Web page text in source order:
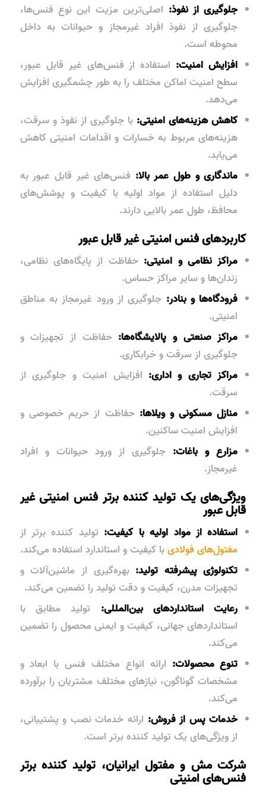
جلوگیری از نفوذ: اصلی‌ترین مزیت این نوع فنس‌ها،
جلوگیری از نفوذ افراد غیرمجاز و حیوانات به داخل
محوطه است.
افزایش امنیت: استفاده از فنس‌های غیر قابل عبور،
سطح امنیت اماکن مختلف را به طور چشمگیری افزایش
می‌دهد.
کاهش هزینه‌های امنیتی: با جلوگیری از نفوذ و سرقت،
هزینه‌های مربوط به خسارات و اقدامات امنیتی کاهش
می‌یابد.
ماندگاری و طول عمر بالا: فنس‌های غیر قابل عبور به
دلیل استفاده از مواد اولیه با کیفیت و پوشش‌های
محافظ، طول عمر بالایی دارند.
کاربردهای فنس امنیتی غیر قابل عبور
مراکز نظامی و امنیتی: حفاظت از پایگاه‌های نظامی،
زندان‌ها و سایر مراکز حساس.
فرودگاه‌ها و بنادر: جلوگیری از ورود غیرمجاز به مناطق
امنیتی.
مراکز صنعتی و پالایشگاه‌ها: حفاظت از تجهیزات و
جلوگیری از سرقت و خرابکاری.
مراکز تجاری و اداری: افزایش امنیت و جلوگیری از
سرقت.
منازل مسکونی و ویلاها: حفاظت از حریم خصوصی و
افزایش امنیت ساکنین.
مزارع و باغات: جلوگیری از ورود حیوانات و افراد
غیرمجاز.
ویژگی‌های یک تولید کننده برتر فنس امنیتی غیر
قابل عبور
استفاده از مواد اولیه با کیفیت: تولید کننده برتر از
مفتول‌های فولادیبا کیفیت و استاندارد استفاده می‌کند.
تکنولوژی پیشرفته تولید: بهره‌گیری از ماشین‌آلات و
تجهیزات مدرن، کیفیت و دقت تولید را تضمین می‌کند.
رعایت استانداردهای بین‌المللی: تولید مطابق با
استانداردهای جهانی، کیفیت و ایمنی محصول را تضمین
می‌کند.
تنوع محصولات: ارائه انواع مختلف فنس با ابعاد و
مشخصات گوناگون، نیازهای مختلف مشتریان را برآورده
می‌کند.
خدمات پس از فروش: ارائه خدمات نصب و پشتیبانی،
از ویژگی‌های یک تولید کننده برتر است.
شرکت مش و مفتول ایرانیان، تولید کننده برتر
فنس‌های امنیتی